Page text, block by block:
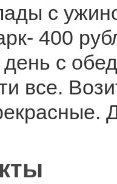
с
400
с
все.